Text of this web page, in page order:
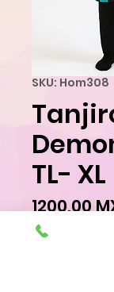
SKU: Hom308
TL- XL
1200,00